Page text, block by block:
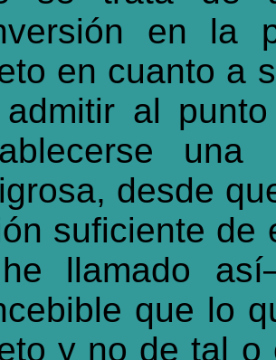
en la
en cuanto a
al
una
desde
suficiente
llamado
que lo
y no de tal o